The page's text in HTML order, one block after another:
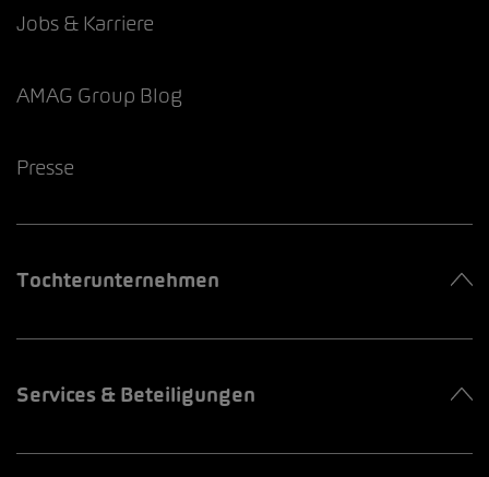
Jobs & Karriere
AMAG Group Blog
Presse
Tochterunternehmen
Services & Beteiligungen